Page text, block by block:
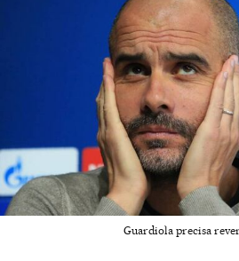
Guardiola precisa